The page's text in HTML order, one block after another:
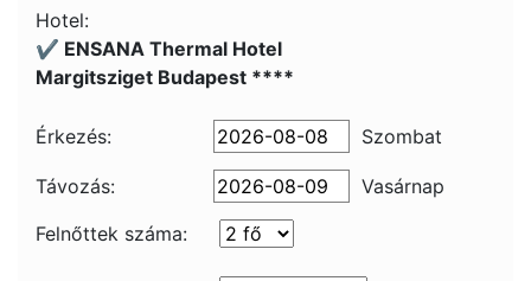
Hotel:
✔️ ENSANA Thermal Hotel
Margitsziget Budapest ****
Érkezés: Szombat
Távozás:
Vasárnap
Felnőttek száma: